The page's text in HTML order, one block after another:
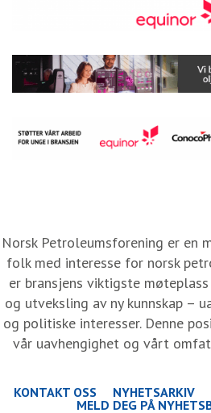
Norsk Petroleumsforening er en
folk med interesse for norsk
er bransjens viktigste
og utveksling av ny kunnskap –
og politiske interesser. Denne
vår uavhengighet og vårt
KONTAKT OSS NYHETSARKIV
MELD DEG PÅ